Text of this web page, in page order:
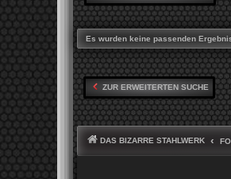
Es wurden keine passenden
ZUR ERWEITERTEN SUCHE
DAS BIZARRE STAHLWERK